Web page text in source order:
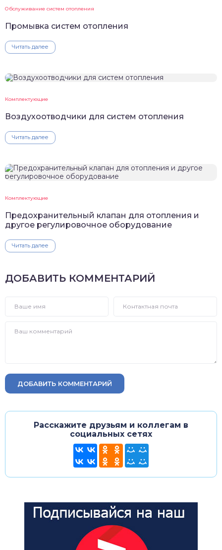
Обслуживание систем отопления
Промывка систем отопления
Читать далее
Комплектующие
Воздухоотводчики для систем отопления
Читать далее
Комплектующие
Предохранительный клапан для отопления и
другое регулировочное оборудование
Читать далее
ДОБАВИТЬ КОММЕНТАРИЙ
ДОБАВИТЬ КОММЕНТАРИЙ
Расскажите друзьям и коллегам в
социальных сетях